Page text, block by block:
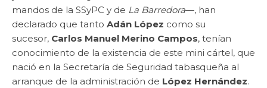
mandos de la SSyPC y de La Barredora—, han
declarado que tanto Adán López como su
sucesor, Carlos Manuel Merino Campos, tenían
conocimiento de la existencia de este mini cártel, que
nació en la Secretaría de Seguridad tabasqueña al
arranque de la administración de López Hernández.